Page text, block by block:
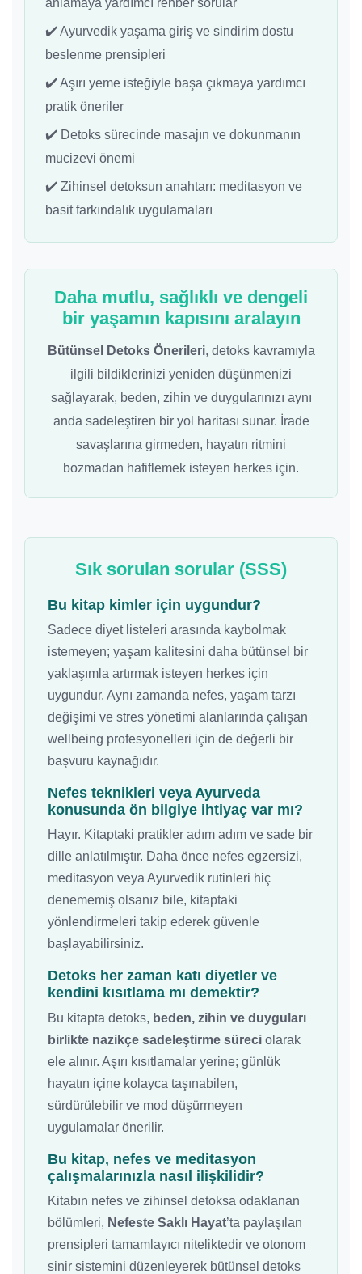
✔️ Ayurvedik yaşama giriş ve sindirim dostu
beslenme prensipleri
✔️ Aşırı yeme isteğiyle başa çıkmaya yardımcı
pratik öneriler
✔️ Detoks sürecinde masajın ve dokunmanın
mucizevi önemi
✔️ Zihinsel detoksun anahtarı: meditasyon ve
basit farkındalık uygulamaları
Daha mutlu, sağlıklı ve dengeli
bir yaşamın kapısını aralayın
Bütünsel Detoks Önerileri, detoks kavramıyla
ilgili bildiklerinizi yeniden düşünmenizi
sağlayarak, beden, zihin ve duygularınızı aynı
anda sadeleştiren bir yol haritası sunar. İrade
savaşlarına girmeden, hayatın ritmini
bozmadan hafiflemek isteyen herkes için.
Sık sorulan sorular (SSS)
Bu kitap kimler için uygundur?
Sadece diyet listeleri arasında kaybolmak
istemeyen; yaşam kalitesini daha bütünsel bir
yaklaşımla artırmak isteyen herkes için
uygundur. Aynı zamanda nefes, yaşam tarzı
değişimi ve stres yönetimi alanlarında çalışan
wellbeing profesyonelleri için de değerli bir
başvuru kaynağıdır.
Nefes teknikleri veya Ayurveda
konusunda ön bilgiye ihtiyaç var mı?
Hayır. Kitaptaki pratikler adım adım ve sade bir
dille anlatılmıştır. Daha önce nefes egzersizi,
meditasyon veya Ayurvedik rutinleri hiç
denememiş olsanız bile, kitaptaki
yönlendirmeleri takip ederek güvenle
başlayabilirsiniz.
Detoks her zaman katı diyetler ve
kendini kısıtlama mı demektir?
Bu kitapta detoks, beden, zihin ve duyguları
birlikte nazikçe sadeleştirme süreci olarak
ele alınır. Aşırı kısıtlamalar yerine; günlük
hayatın içine kolayca taşınabilen,
sürdürülebilir ve mod düşürmeyen
uygulamalar önerilir.
Bu kitap, nefes ve meditasyon
çalışmalarınızla nasıl ilişkilidir?
Kitabın nefes ve zihinsel detoksa odaklanan
bölümleri, Nefeste Saklı Hayat’ta paylaşılan
prensipleri tamamlayıcı niteliktedir ve otonom
sinir sistemini düzenleyerek bütünsel detoks